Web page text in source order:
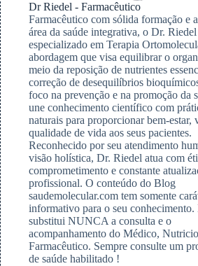
Dr Riedel - Farmacêutico
Farmacêutico com sólida formação e
área da saúde integrativa, o Dr.
especializado em Terapia
abordagem que visa equilibrar o
meio da reposição de nutrientes
correção de desequilíbrios
foco na prevenção e na promoção da
une conhecimento científico com
naturais para proporcionar bem-estar,
qualidade de vida aos seus pacientes.
Reconhecido por seu atendimento
visão holística, Dr. Riedel atua com
comprometimento e constante
profissional. O conteúdo do Blog
saudemolecular.com tem somente
informativo para o seu conhecimento.
substitui NUNCA a consulta e o
acompanhamento do Médico,
Farmacêutico. Sempre consulte um
de saúde habilitado !